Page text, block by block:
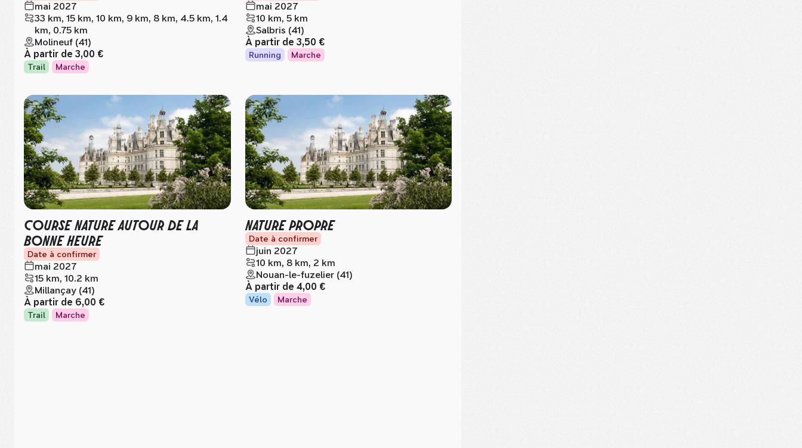
mai 2027
33 km, 15 km, 10 km, 9 km, 8 km, 4.5 km, 1.4
km, 0.75 km
Molineuf (41)
À partir de 3,00 €
Trail Marche
mai 2027
10 km, 5 km
Salbris (41)
À partir de 3,50 €
Running Marche
COURSE NATURE AUTOUR DE LA
BONNE HEURE
Date à confirmer
mai 2027
15 km, 10.2 km
Millançay (41)
À partir de 6,00 €
Trail Marche
NATURE PROPRE
Date à confirmer
juin 2027
10 km, 8 km, 2 km
Nouan-le-fuzelier (41)
À partir de 4,00 €
Vélo Marche